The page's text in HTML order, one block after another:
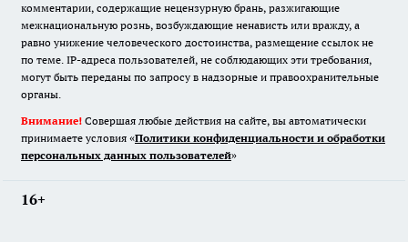
комментарии, содержащие нецензурную брань, разжигающие
межнациональную рознь, возбуждающие ненависть или вражду, а
равно унижение человеческого достоинства, размещение ссылок не
по теме. IP-адреса пользователей, не соблюдающих эти требования,
могут быть переданы по запросу в надзорные и правоохранительные
органы.
Внимание! Совершая любые действия на сайте, вы автоматически
принимаете условия «Политики конфиденциальности и обработки
персональных данных пользователей»
16+